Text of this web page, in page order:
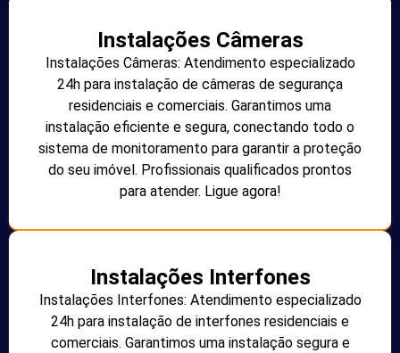
Instalações Câmeras
Instalações Câmeras: Atendimento especializado
24h para instalação de câmeras de segurança
residenciais e comerciais. Garantimos uma
instalação eficiente e segura, conectando todo o
sistema de monitoramento para garantir a proteção
do seu imóvel. Profissionais qualificados prontos
para atender. Ligue agora!
Instalações Interfones
Instalações Interfones: Atendimento especializado
24h para instalação de interfones residenciais e
comerciais. Garantimos uma instalação segura e